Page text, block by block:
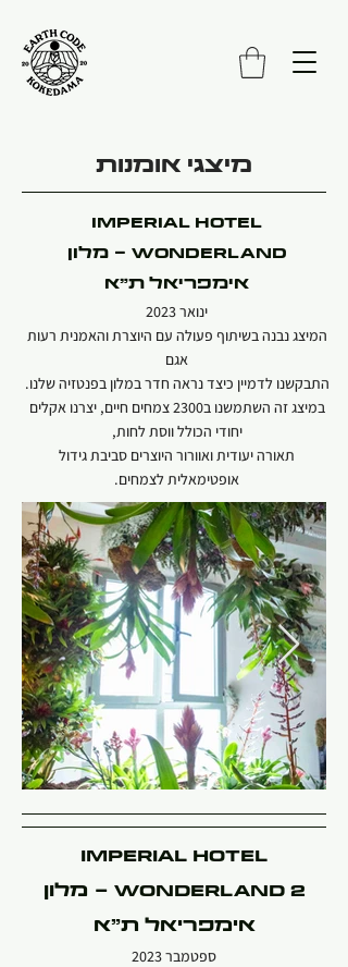
מיצגי אומנות
IMPERIAL HOTEL
WONDERLAND - מלון
אימפריאל ת"א
ינואר 2023
המיצג נבנה בשיתוף פעולה עם היוצרת והאמנית רעות
אגם
התבקשנו לדמיין כיצד נראה חדר במלון בפנטזיה שלנו.
במיצג זה השתמשנו ב2300 צמחים חיים, יצרנו אקלים
יחודי הכולל ווסת לחות,
תאורה יעודית ואוורור היוצרים סביבת גידול
אופטימאלית לצמחים.
IMPERIAL HOTEL
WONDERLAND 2 - מלון
אימפריאל ת"א
ספטמבר 2023